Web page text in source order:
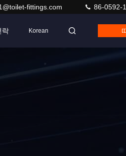
fittings.com 86-0592-
락 Korean